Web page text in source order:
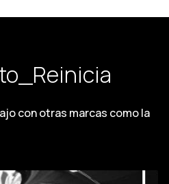
con otras marcas como la